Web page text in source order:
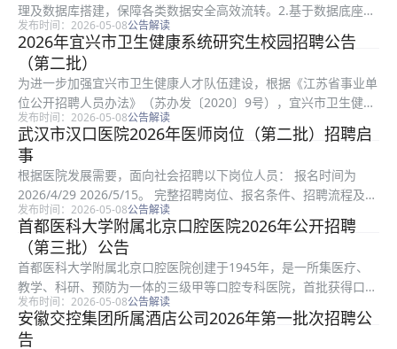
理及数据库搭建，保障各类数据安全高效流转。2.基于数据底座开
展AI智能应用研发落地，优化微加工工艺研发服务、实训教学与设
备运维。3.协助研究生课程建设，探索研究生大数据/AI与微纳...
发布时间：2026-05-08公告解读
2026年宜兴市卫生健康系统研究生校园招聘公告
（第二批）
为进一步加强宜兴市卫生健康人才队伍建设，根据《江苏省事业单
位公开招聘人员办法》（苏办发〔2020〕9号），宜兴市卫生健康
委员会决定在安徽省合肥市设置考点，面向社会公开招聘事业编制
工作人员7名。现将有关事项公告如下： 本次招聘7人，涉及7个
岗...
发布时间：2026-05-08公告解读
武汉市汉口医院2026年医师岗位（第二批）招聘启
事
根据医院发展需要，面向社会招聘以下岗位人员： 报名时间为
2026/4/29 2026/5/15。 完整招聘岗位、报名条件、招聘流程及注
意事项，请点击链接查看： https://www.fenbi.com/page/exam
informat...
发布时间：2026-05-08公告解读
首都医科大学附属北京口腔医院2026年公开招聘
（第三批）公告
首都医科大学附属北京口腔医院创建于1945年，是一所集医疗、
教学、科研、预防为一体的三级甲等口腔专科医院，首批获得口腔
颌面外科、口腔修复科、牙体牙髓科、口腔正畸科口腔类别四项
“国家临床重点专科”建设项目，拥有口腔显微诊疗中心、口腔显微
诊疗培...
发布时间：2026-05-08公告解读
安徽交控集团所属酒店公司2026年第一批次招聘公
告